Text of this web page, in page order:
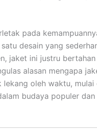
pada
desain yang
jaket ini justru
alasan mengapa
oleh waktu, mulai
budaya populer